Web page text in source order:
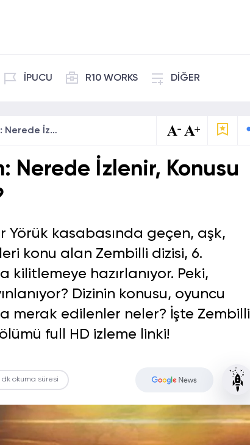
İPUCU R10 WORKS DİĞER
Zembilli Dizisi 6. Bölüm: Nerede İzlenir, Konusu Ne, Oyuncuları Kimler?
Nerede İzlenir, Konusu
Yörük kasabasında geçen, aşk,
konu alan Zembilli dizisi, 6.
kilitlemeye hazırlanıyor. Peki,
Dizinin konusu, oyuncu
merak edilenler neler? İşte Zembilli
full HD izleme linki!
dk okuma süresi